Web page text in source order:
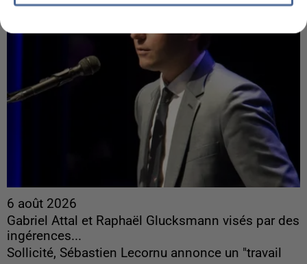
6 août 2026
Gabriel Attal et Raphaël Glucksmann visés par des
ingérences...
Sollicité, Sébastien Lecornu annonce un "travail